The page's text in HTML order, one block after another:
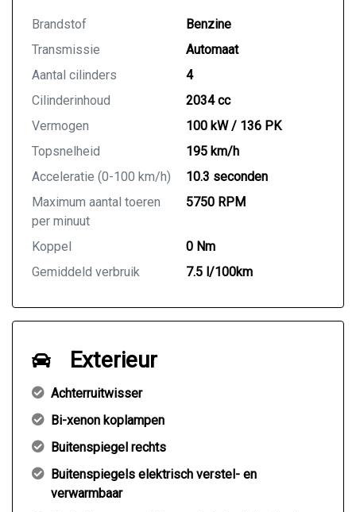
Brandstof
Benzine
Transmissie
Automaat
Aantal cilinders
4
Cilinderinhoud
2034 cc
Vermogen
100 kW / 136 PK
Topsnelheid
195 km/h
Acceleratie (0-100 km/h)
10.3 seconden
Maximum aantal toeren
per minuut
5750 RPM
Koppel
0 Nm
Gemiddeld verbruik
7.5 l/100km
Exterieur
Achterruitwisser
Bi-xenon koplampen
Buitenspiegel rechts
Buitenspiegels elektrisch verstel- en
verwarmbaar